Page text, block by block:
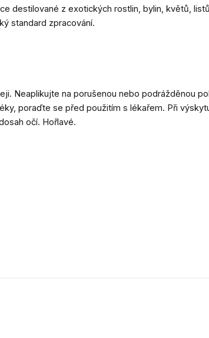
destilované z exotických rostlin, bylin, květů,
standard zpracování.
Neaplikujte na porušenou nebo podrážděnou
poraďte se před použitím s lékařem. Při
očí. Hořlavé.